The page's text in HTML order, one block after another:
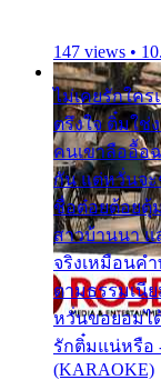
147 views •
ไม่เคยรักใค
ตรึงใจ ติ๋มใช่
คนเขาลืออื้อ
กัน แต่หวั่นจ
ชื่อต๋อยต้อยตุ้
สาวบ้านนา
จริงเหมือนค
ตามธรรมเนี
หวั่นขอยอมไ
รักติ๋มแน่หรือ
(KARAOKE)